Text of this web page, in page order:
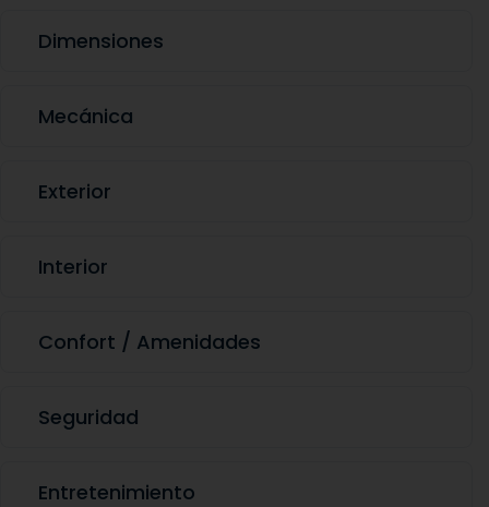
Dimensiones
Mecánica
Exterior
Interior
Confort / Amenidades
Seguridad
Entretenimiento